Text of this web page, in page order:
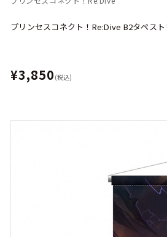
プリンセスコネクト！Re:Dive B2タペス
¥3,850 (税込)